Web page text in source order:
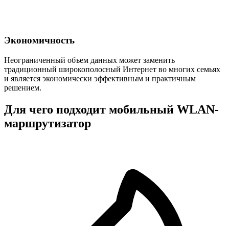
Экономичность
Неограниченный объем данных может заменить
традиционный широкополосный Интернет во многих семьях
и является экономически эффективным и практичным
решением.
Для чего подходит мобильный WLAN-
маршрутизатор